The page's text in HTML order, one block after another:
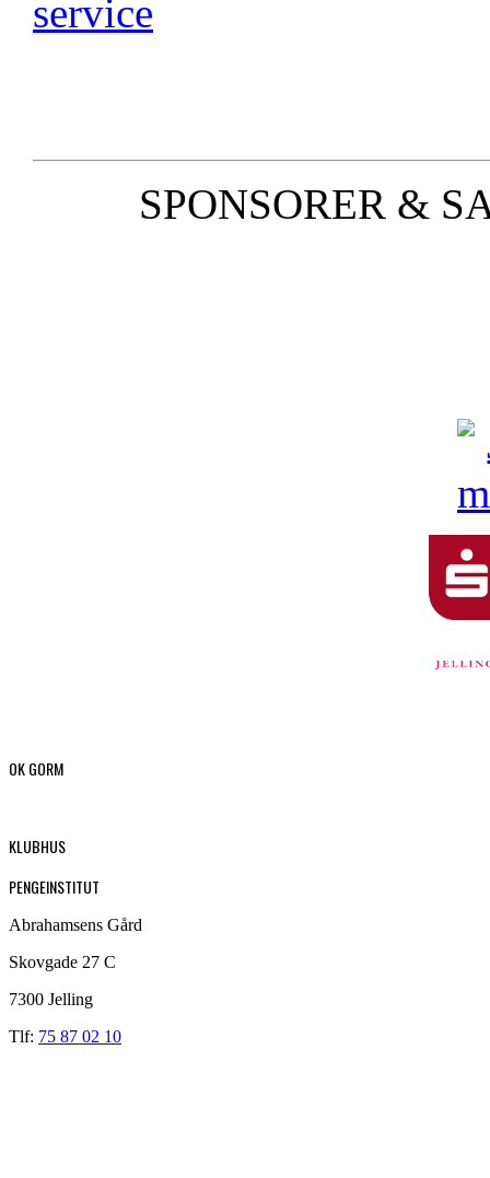
SPONSORER &
OK GORM
KLUBHUS
PENGEINSTITUT
Abrahamsens Gård
Skovgade 27 C
7300 Jelling
Tlf: 75 87 02 10